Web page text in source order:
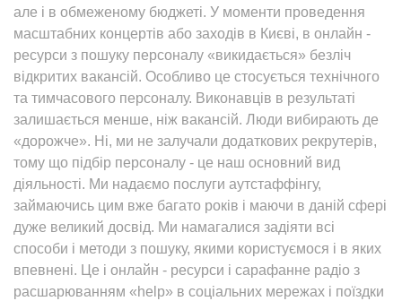
але і в обмеженому бюджеті. У моменти проведення
масштабних концертів або заходів в Києві, в онлайн -
ресурси з пошуку персоналу «викидається» безліч
відкритих вакансій. Особливо це стосується технічного
та тимчасового персоналу. Виконавців в результаті
залишається менше, ніж вакансій. Люди вибирають де
«дорожче». Ні, ми не залучали додаткових рекрутерів,
тому що підбір персоналу - це наш основний вид
діяльності. Ми надаємо послуги аутстаффінгу,
займаючись цим вже багато років і маючи в даній сфері
дуже великий досвід. Ми намагалися задіяти всі
способи і методи з пошуку, якими користуємося і в яких
впевнені. Це і онлайн - ресурси і сарафанне радіо з
расшарюванням «help» в соціальних мережах і поїздки